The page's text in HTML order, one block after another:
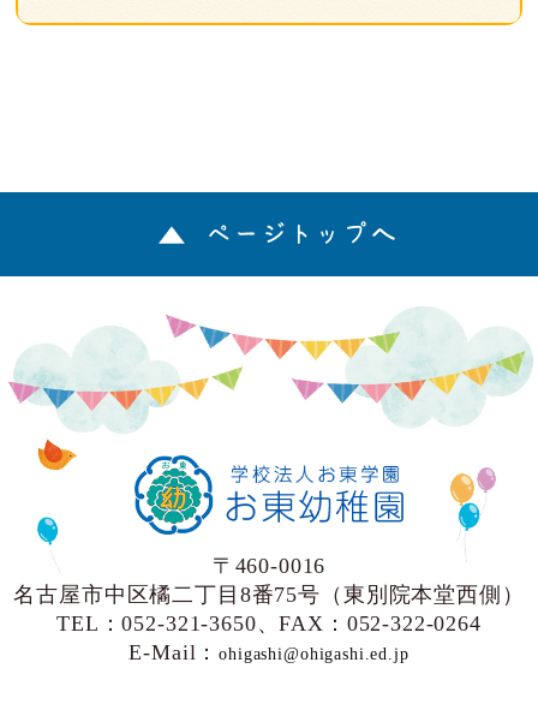
ページトップへ
〒460-0016
名古屋市中区橘二丁目8番75号（東別院本堂西側）
TEL：052-321-3650、FAX：052-322-0264
E-Mail：ohigashi@ohigashi.ed.jp